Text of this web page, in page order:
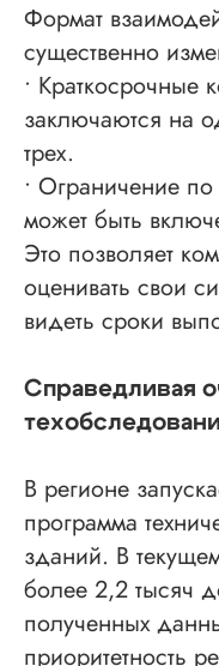
Формат
существенно
• Краткосрочные
заключаются на
трех.
• Ограничение
может быть
Это позволяет
оценивать свои
видеть сроки
Справедливая
В регионе
программа
зданий. В
более 2,2 тысяч
полученных
приоритетность